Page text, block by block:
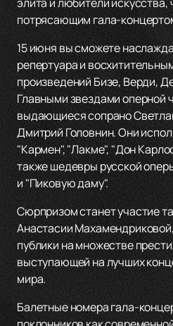
элита и любители
потрясающим гала-
15 июня вы сможете
репертуара и
произведений Бизе, Верди,
Главными звездами оперной
выдающиеся сопрано
Дмитрий Головнин. Они
"Кармен", "Лакме", "Дон
также шедевры русской
и "Пиковую даму".
Сюрпризом станет участие
Анастасии
публики на множестве
выступающей на лучших
мира.
Балетные номера гала-